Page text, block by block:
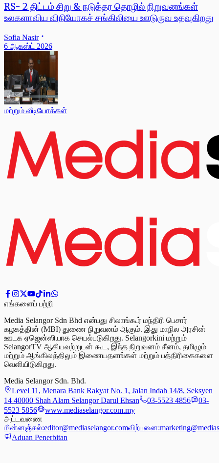
RS- 2 திட்டம் சிறு & நடுத்தர தொழில் நிறுவனங்கள்
உலகளாவிய விநியோகச் சங்கிலியை ஊடுருவ உதவுகிறது
Sofia Nasir
6 ஆகஸ்ட் 2026
மற்றும் வீடியோக்கள்
எங்களைப் பற்றி
Media Selangor Sdn Bhd என்பது சிலாங்கூர் மந்திரி பெசார்
கழகத்தின் (MBI) துணை நிறுவனம் ஆகும். இது மாநில அரசின்
ஊடக ஏஜென்ஸியாக செயல்படுகிறது. Selangorkini மற்றும்
SelangorTV ஆகியவற்றுடன் கூட, இந்த நிறுவனம் சீனம், தமிழும்
மற்றும் ஆங்கிலத்திலும் இணையதளங்கள் மற்றும் பத்திரிகைகளை
வெளியிடுகிறது.
Media Selangor Sdn. Bhd.
Level 11, Menara Bank Rakyat No. 1, Jalan Indah 14/8, Seksyen
14 40000 Shah Alam Selangor Darul Ehsan
03-5523 4856
03-
5523 5856
www.mediaselangor.com.my
அட்டவணை
மின்னஞ்சல்:editor@mediaselangor.comவிற்பனை:
Aduan Penerbitan